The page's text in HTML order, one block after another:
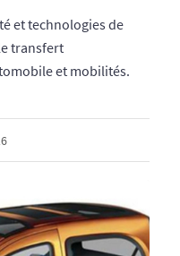
et technologies de
transfert
et mobilités.